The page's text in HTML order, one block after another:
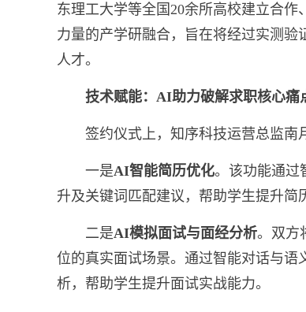
东理工大学等全国20余所高校建立合
力量的产学研融合，旨在将经过实测
人才。
技术赋能：AI助力破解求职核心痛
签约仪式上，知序科技运营总监南
一是AI智能简历优化。该功能通过
升及关键词匹配建议，帮助学生提升简
二是AI模拟面试与面经分析。双方
位的真实面试场景。通过智能对话与
析，帮助学生提升面试实战能力。